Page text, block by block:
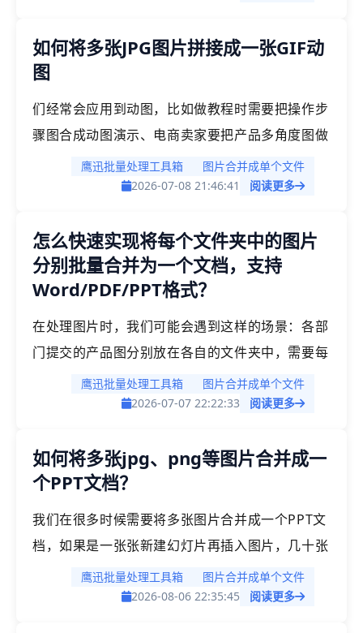
一款便捷办公工具——「鹰迅批量处理工具箱」，
它支持将多张图片批量插入Word并自动分页，每
如何将多张JPG图片拼接成一张GIF动
图
们经常会应用到动图，比如做教程时需要把操作步
骤图合成动图演示、电商卖家要把产品多角度图做
成动态展示、做表情包需要把一组照片变成动图
等，当有大量的图片需要处理时，我们可以使用
分别生成GIF动图，每组图片独立输出一张动图，
所有动图一次性轻松处理完成。
鹰迅批量处理工具箱
图片合并成单个文件
2026-07-08 21:46:41
阅读更多
怎么快速实现将每个文件夹中的图片
分别批量合并为一个文档，支持
Word/PDF/PPT格式？
在处理图片时，我们可能会遇到这样的场景：各部
门提交的产品图分别放在各自的文件夹中，需要每
个文件夹单独合并成一个PDF；不同客户的资料按
客户名分文件夹存放，需要每个客户单独生成一个
要每场活动单独合并成PPT等。如果这个时候一个
一个文件夹手动操作，会非常的繁琐。在这里推荐
的处理。
鹰迅批量处理工具箱
图片合并成单个文件
2026-07-07 22:22:33
阅读更多
如何将多张jpg、png等图片合并成一
个PPT文档？
我们在很多时候需要将多张图片合并成一个PPT文
档，如果是一张张新建幻灯片再插入图片，几十张
图就要重复几十次操作。「鹰迅批量处理工具箱」
支持将多张JPG/PNG/BMP/WEBP等格式的图片批
鹰迅批量处理工具箱
图片合并成单个文件
2026-08-06 22:35:45
阅读更多